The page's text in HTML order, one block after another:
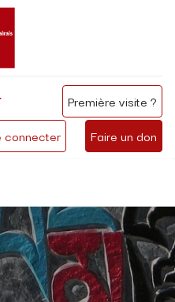
connecter Faire un don
Première visite ?